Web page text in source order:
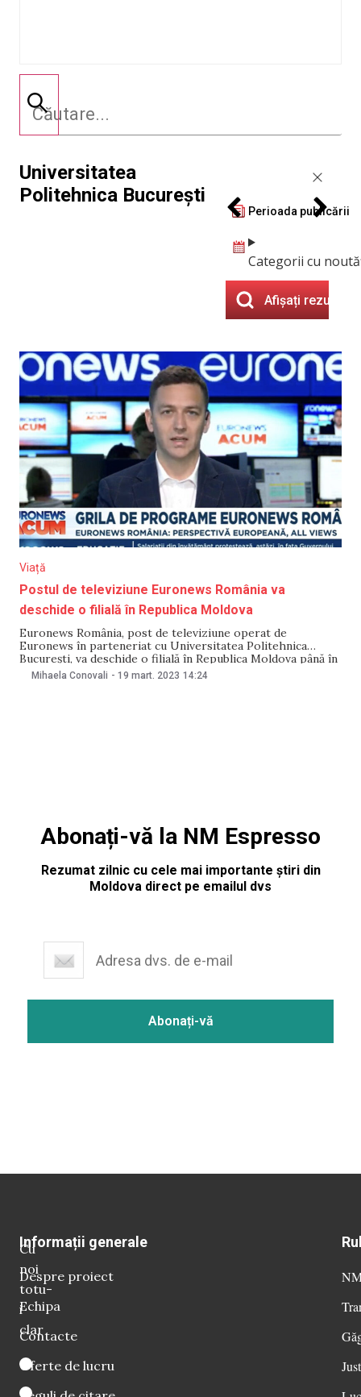
Universitatea
Politehnica București
Perioada publicării
Categorii cu
Afișați
Viață
Postul de televiziune Euronews România va
deschide o filială în Republica Moldova
Euronews România, post de televiziune operat de
Euronews în parteneriat cu Universitatea Politehnica
București, va deschide o filială în Republica Moldova până în
toamna acestui an. Anunțul a fost făcut de rectorul
Mihaela Conovali - 19 mart. 2023 14:24
Abonați-vă la NM Espresso
Rezumat zilnic cu cele mai importante știri din
Moldova direct pe emailul dvs
Cu
noi
totu-
i
clar
Informații generale
Despre proiect
Echipa
Contacte
Oferte de lucru